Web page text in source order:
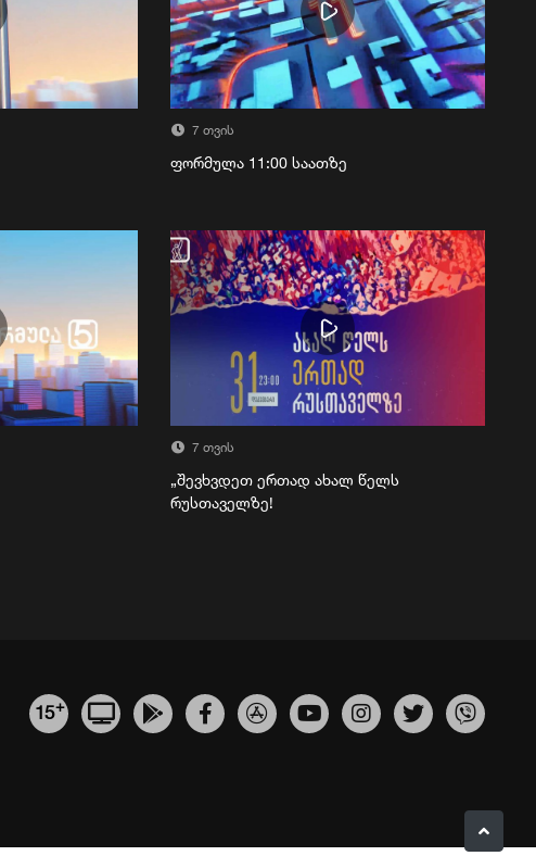
7 თვის
ფორმულა 11:00 საათზე
7 თვის
„შევხვდეთ ერთად ახალ წელს
რუსთაველზე!
15+